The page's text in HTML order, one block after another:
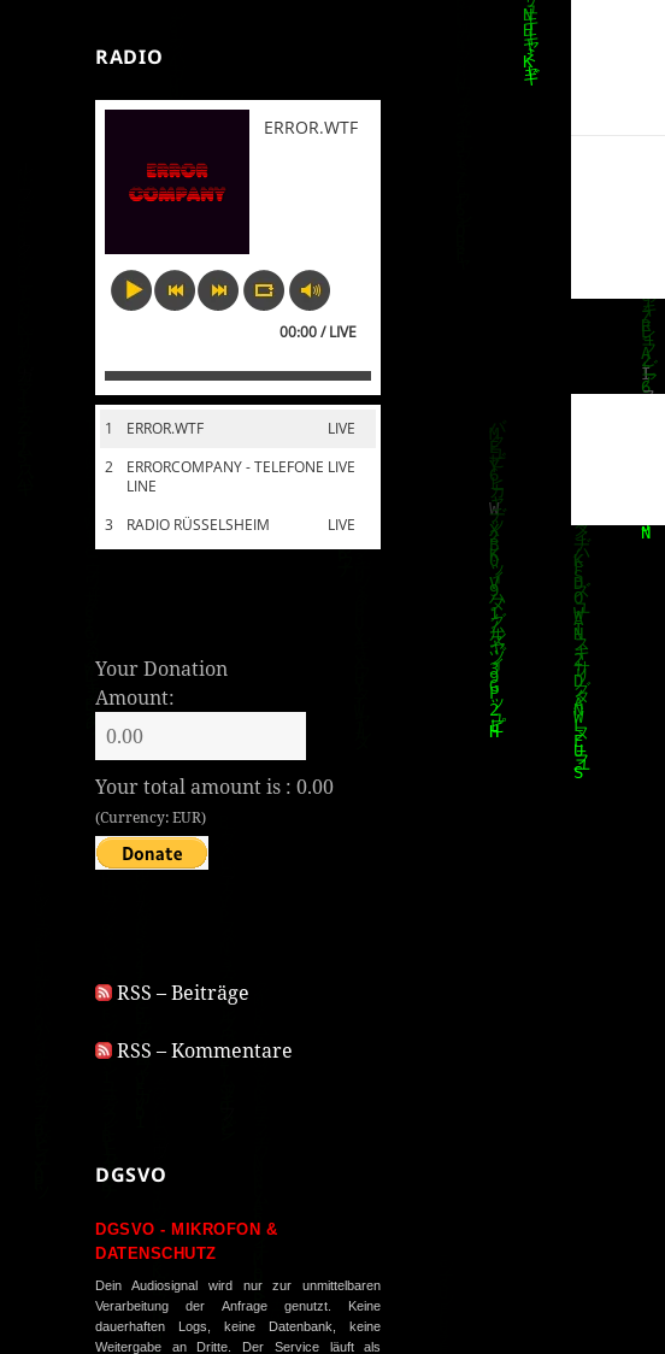
RADIO
ERROR.WTF
00:00 / LIVE
1 LIVE
ERROR.WTF
2
LIVE
ERRORCOMPANY - TELEFONE
LINE
3
LIVE
RADIO RÜSSELSHEIM
Your Donation
Amount:
Your total amount is :0.00
(Currency: EUR)
RSS – Beiträge
RSS – Kommentare
DGSVO
DGSVO - MIKROFON &
DATENSCHUTZ
Dein Audiosignal wird nur zur unmittelbaren
Verarbeitung der Anfrage genutzt. Keine
dauerhaften Logs, keine Datenbank, keine
Weitergabe an Dritte. Der Service läuft als